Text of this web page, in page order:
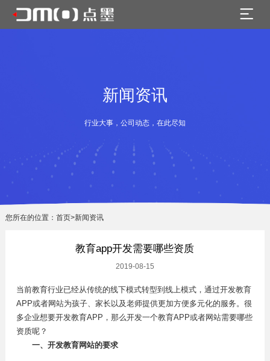
新闻资讯
行业大事，公司动态，在此尽知
您所在的位置： 首页>新闻资讯
教育app开发需要哪些资质
2019-08-15
当前教育行业已经从传统的线下模式转型到线上模式，通过开发教育
APP或者网站为孩子、家长以及老师提供更加方便多元化的服务。很
多企业想要开发教育APP，那么开发一个教育APP或者网站需要哪些
资质呢？
一、开发教育网站的要求